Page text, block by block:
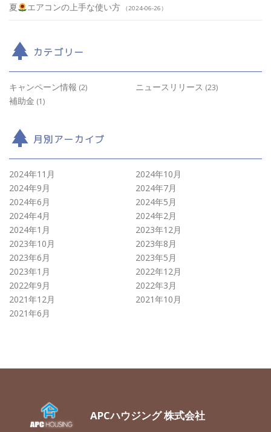
夏 エアコンの上手な使い方 2024-06-26
カテゴリー
キャンペーン情報 (2) ニュースリリース (23)
補助金 (1)
月別アーカイブ
2024年11月
2024年10月
2024年9月
2024年7月
2024年6月
2024年5月
2024年4月
2024年2月
2024年1月
2023年12月
2023年10月
2023年8月
2023年6月
2023年5月
2023年1月
2022年12月
2022年9月
2022年3月
2021年12月
2021年10月
2021年6月
APCハウジング 株式会社